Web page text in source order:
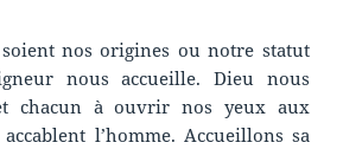
nos origines ou notre statut
nous accueille. Dieu nous
chacun à ouvrir nos yeux aux
l’homme. Accueillons sa